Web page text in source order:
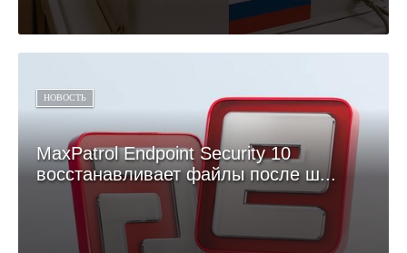
НОВОСТЬ
MaxPatrol Endpoint Security 10
восстанавливает файлы после ш...